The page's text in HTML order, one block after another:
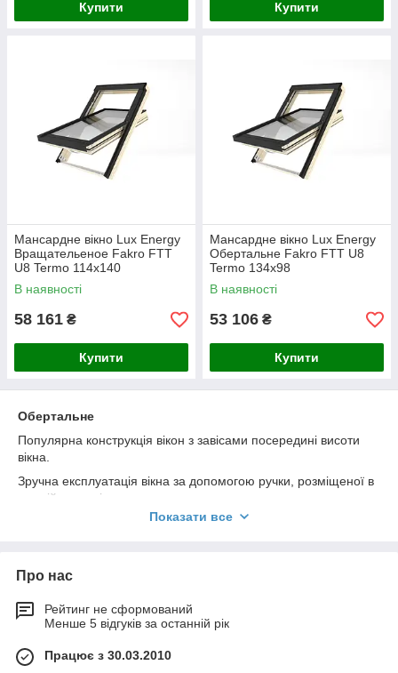
Купити Купити
Мансардне вікно Lux Energy
Вращательеное Fakro FTT
U8 Termo 114х140
В наявності
58 161 ₴
Купити
Мансардне вікно Lux Energy
Обертальне Fakro FTT U8
Termo 134х98
В наявності
53 106 ₴
Купити
Обертальне
Популярна конструкція вікон з завісами посередині висоти
вікна.
Зручна експлуатація вікна за допомогою ручки, розміщеної в
нижній частині рами.
Ручка має два положення для мікропровітрювання.
позиції 180°.
Широкий асортимент аксесуарів.
Можливість встановлення електроуправління.
Діапазон монтажу 15-90°
Показати все
Про нас
Рейтинг не сформований
Менше 5 відгуків за останній рік
Працює з 30.03.2010